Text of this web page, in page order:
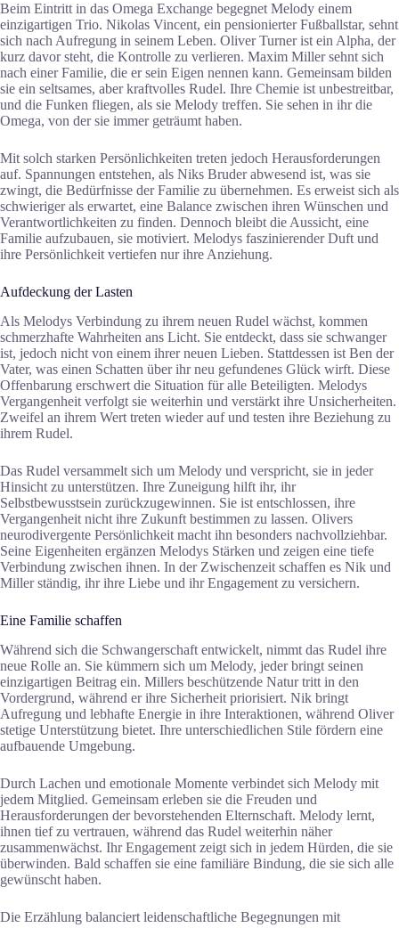
Beim Eintritt in das Omega Exchange begegnet Melody einem
einzigartigen Trio. Nikolas Vincent, ein pensionierter Fußballstar, sehnt
sich nach Aufregung in seinem Leben. Oliver Turner ist ein Alpha, der
kurz davor steht, die Kontrolle zu verlieren. Maxim Miller sehnt sich
nach einer Familie, die er sein Eigen nennen kann. Gemeinsam bilden
sie ein seltsames, aber kraftvolles Rudel. Ihre Chemie ist unbestreitbar,
und die Funken fliegen, als sie Melody treffen. Sie sehen in ihr die
Omega, von der sie immer geträumt haben.
Mit solch starken Persönlichkeiten treten jedoch Herausforderungen
auf. Spannungen entstehen, als Niks Bruder abwesend ist, was sie
zwingt, die Bedürfnisse der Familie zu übernehmen. Es erweist sich als
schwieriger als erwartet, eine Balance zwischen ihren Wünschen und
Verantwortlichkeiten zu finden. Dennoch bleibt die Aussicht, eine
Familie aufzubauen, sie motiviert. Melodys faszinierender Duft und
ihre Persönlichkeit vertiefen nur ihre Anziehung.
Aufdeckung der Lasten
Als Melodys Verbindung zu ihrem neuen Rudel wächst, kommen
schmerzhafte Wahrheiten ans Licht. Sie entdeckt, dass sie schwanger
ist, jedoch nicht von einem ihrer neuen Lieben. Stattdessen ist Ben der
Vater, was einen Schatten über ihr neu gefundenes Glück wirft. Diese
Offenbarung erschwert die Situation für alle Beteiligten. Melodys
Vergangenheit verfolgt sie weiterhin und verstärkt ihre Unsicherheiten.
Zweifel an ihrem Wert treten wieder auf und testen ihre Beziehung zu
ihrem Rudel.
Das Rudel versammelt sich um Melody und verspricht, sie in jeder
Hinsicht zu unterstützen. Ihre Zuneigung hilft ihr, ihr
Selbstbewusstsein zurückzugewinnen. Sie ist entschlossen, ihre
Vergangenheit nicht ihre Zukunft bestimmen zu lassen. Olivers
neurodivergente Persönlichkeit macht ihn besonders nachvollziehbar.
Seine Eigenheiten ergänzen Melodys Stärken und zeigen eine tiefe
Verbindung zwischen ihnen. In der Zwischenzeit schaffen es Nik und
Miller ständig, ihr ihre Liebe und ihr Engagement zu versichern.
Eine Familie schaffen
Während sich die Schwangerschaft entwickelt, nimmt das Rudel ihre
neue Rolle an. Sie kümmern sich um Melody, jeder bringt seinen
einzigartigen Beitrag ein. Millers beschützende Natur tritt in den
Vordergrund, während er ihre Sicherheit priorisiert. Nik bringt
Aufregung und lebhafte Energie in ihre Interaktionen, während Oliver
stetige Unterstützung bietet. Ihre unterschiedlichen Stile fördern eine
aufbauende Umgebung.
Durch Lachen und emotionale Momente verbindet sich Melody mit
jedem Mitglied. Gemeinsam erleben sie die Freuden und
Herausforderungen der bevorstehenden Elternschaft. Melody lernt,
ihnen tief zu vertrauen, während das Rudel weiterhin näher
zusammenwächst. Ihr Engagement zeigt sich in jedem Hürden, die sie
überwinden. Bald schaffen sie eine familiäre Bindung, die sie sich alle
gewünscht haben.
Die Erzählung balanciert leidenschaftliche Begegnungen mit